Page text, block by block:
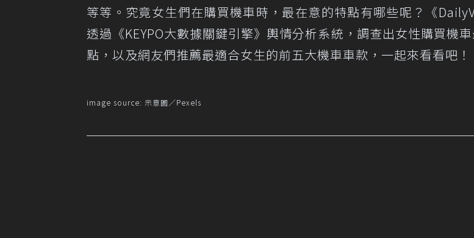
等等。究竟女生們在購買機車時，最在意的特點有哪些呢？ 《
透過 《KEYPO大數據關鍵引擎》 輿情分析系統，調查出女性購買機
點，以及網友們推薦最適合女生的前五大機車車款，一起來看看吧！
image source: 示意圖／Pexels